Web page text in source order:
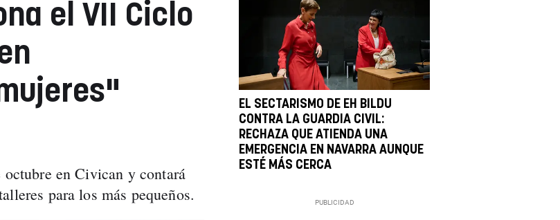
el VII Ciclo
en Civican y contará
para los más pequeños.
EL SECTARISMO DE EH BILDU
CONTRA LA GUARDIA CIVIL:
RECHAZA QUE ATIENDA UNA
EMERGENCIA EN NAVARRA AUNQUE
ESTÉ MÁS CERCA